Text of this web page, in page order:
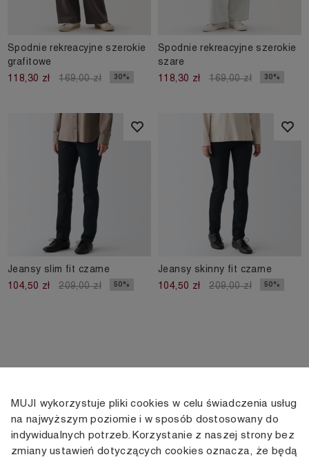
Spodnie rekreacyjne szerokie
grafitowe
118,30 zł
169,00 zł 30%
Spodnie rekreacyjne szerokie
szare
118,30 zł
169,00 zł 30%
Jeansy slim fit czarne
104,50 zł
209,00 zł 50%
Jeansy skinny fit czarne
104,50 zł
209,00 zł 50%
KONTAKT
+48 505 166 958
KONTO
Moje konto
INFORMACJE
Dostawa
MUJI wykorzystuje pliki cookies w celu świadczenia usług
na najwyższym poziomie i w sposób dostosowany do
indywidualnych potrzeb. Korzystanie z naszej strony bez
zmiany ustawień dotyczących cookies oznacza, że będą